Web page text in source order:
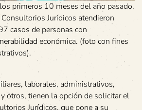
primeros 10 meses del año pasado,
Jurídicos atendieron
casos de personas con
económica. (foto con fines
laborales, administrativos,
otros, tienen la opción de solicitar el
Jurídicos, que pone a su